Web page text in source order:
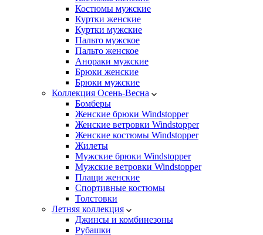
Костюмы мужские
Куртки женские
Куртки мужские
Пальто мужское
Пальто женское
Анораки мужские
Брюки женские
Брюки мужские
Коллекция Осень-Весна
Бомберы
Женские брюки Windstopper
Женские ветровки Windstopper
Женские костюмы Windstopper
Жилеты
Мужские брюки Windstopper
Мужские ветровки Windstopper
Плащи женские
Спортивные костюмы
Толстовки
Летняя коллекция
Джинсы и комбинезоны
Рубашки